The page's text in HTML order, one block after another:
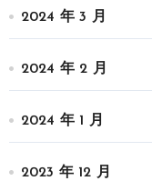
2024 年 3 月
2024 年 2 月
2024 年 1 月
2023 年 12 月